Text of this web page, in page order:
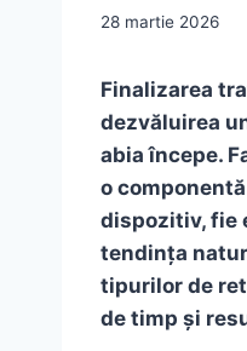
28 martie 2026
Finalizarea
dezvăluirea
abia începe.
o
dispozitiv, fie
tendința
tipurilor de
de timp și